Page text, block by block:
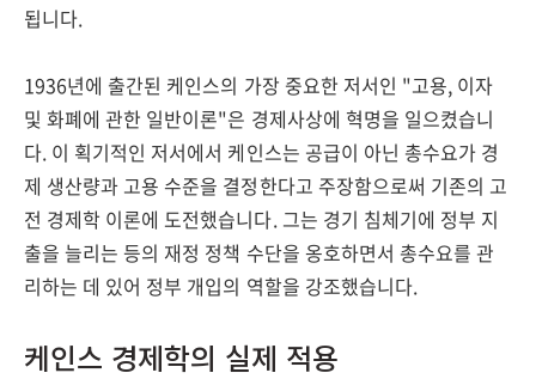
됩니다.
1936년에 출간된 케인스의 가장 중요한 저서인 "고용, 이자
및 화폐에 관한 일반이론"은 경제사상에 혁명을 일으켰습니
다. 이 획기적인 저서에서 케인스는 공급이 아닌 총수요가 경
제 생산량과 고용 수준을 결정한다고 주장함으로써 기존의 고
전 경제학 이론에 도전했습니다. 그는 경기 침체기에 정부 지
출을 늘리는 등의 재정 정책 수단을 옹호하면서 총수요를 관
리하는 데 있어 정부 개입의 역할을 강조했습니다.
케인스 경제학의 실제 적용